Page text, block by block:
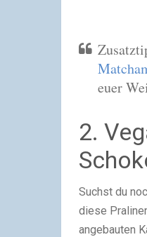
euer
2.
Suchst du
diese
angebauten